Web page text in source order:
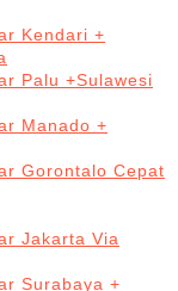
Kendari +
Palu +Sulawesi
Manado +
Gorontalo Cepat
Jakarta Via
Surabaya +